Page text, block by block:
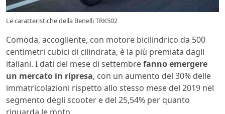
Le caratteristiche della Benelli TRK502
Comoda, accogliente, con motore bicilindrico da 500
centimetri cubici di cilindrata, è la più premiata dagli
italiani. I dati del mese di settembrefanno emergere
un mercato in ripresa, con un aumento del 30% delle
immatricolazioni rispetto allo stesso mese del 2019 nel
segmento degli scooter e del 25,54% per quanto